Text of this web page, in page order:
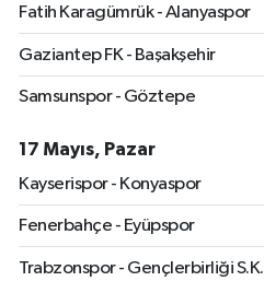
Fatih Karagümrük - Alanyaspor
Gaziantep FK - Başakşehir
Samsunspor - Göztepe
17 Mayıs, Pazar
Kayserispor - Konyaspor
Fenerbahçe - Eyüpspor
Trabzonspor - Gençlerbirliği S.K.